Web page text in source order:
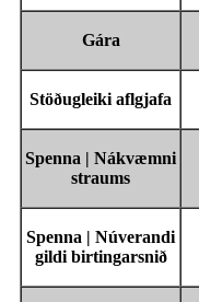
Gára
Stöðugleiki aflgjafa
Spenna | Nákvæmni
straums
Spenna | Núverandi
gildi birtingarsnið